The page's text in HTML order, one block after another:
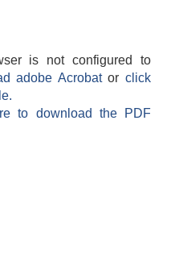
is not configured to
adobe Acrobatorclick
to download the PDF